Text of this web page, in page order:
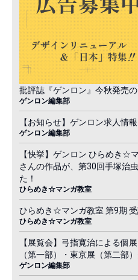
批評誌『ゲンロン』今秋発売
ゲンロン編集部
【お知らせ】ゲンロン求人情報
ゲンロン編集部
【快挙】ゲンロン ひらめき☆
さんの作品が、第30回手塚治
た！
ひらめき☆マンガ教室
ひらめき☆マンガ教室 第9期 受
ひらめき☆マンガ教室
【展覧会】弓指寛治による個
（第一部）・東京展（第二部
ゲンロン編集部